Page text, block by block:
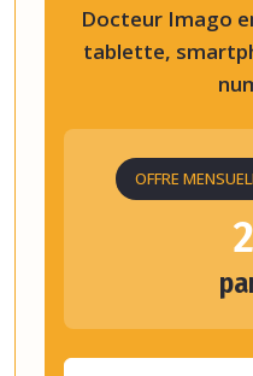
Docteur Imago
tablette,
OFFRE